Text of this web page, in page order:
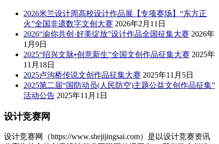
2026米兰设计周高校设计作品展【专项赛场】“东方正
火”全国非遗数字文创大赛 2026年2月11日
2026“渝你共创·好美绽放”设计作品全国征集大赛 2026年
1月9日
2025“绍兴文脉•创意新生”全国文创作品征集大赛 2025年
11月18日
2025卢沟桥传说文创作品征集大赛 2025年11月5日
2025第二届“国防动员(人民防空)主题公益文创作品征集”
活动公告 2025年11月1日
设计竞赛网
设计竞赛网（https://www.shejijingsai.com）是以设计竞赛资讯